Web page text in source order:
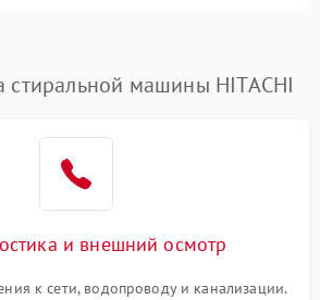
2200 ₽ Подробнее →
стиральной машины HITACHI
и внешний осмотр
к сети, водопроводу и канализации.